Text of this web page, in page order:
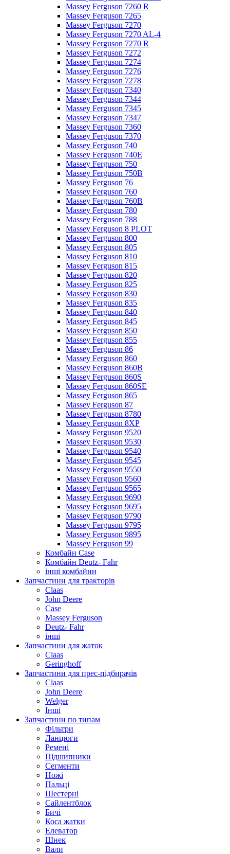
Massey Ferguson 7260 R
Massey Ferguson 7265
Massey Ferguson 7270
Massey Ferguson 7270 AL-4
Massey Ferguson 7270 R
Massey Ferguson 7272
Massey Ferguson 7274
Massey Ferguson 7276
Massey Ferguson 7278
Massey Ferguson 7340
Massey Ferguson 7344
Massey Ferguson 7345
Massey Ferguson 7347
Massey Ferguson 7360
Massey Ferguson 7370
Massey Ferguson 740
Massey Ferguson 740E
Massey Ferguson 750
Massey Ferguson 750B
Massey Ferguson 76
Massey Ferguson 760
Massey Ferguson 760B
Massey Ferguson 780
Massey Ferguson 788
Massey Ferguson 8 PLOT
Massey Ferguson 800
Massey Ferguson 805
Massey Ferguson 810
Massey Ferguson 815
Massey Ferguson 820
Massey Ferguson 825
Massey Ferguson 830
Massey Ferguson 835
Massey Ferguson 840
Massey Ferguson 845
Massey Ferguson 850
Massey Ferguson 855
Massey Ferguson 86
Massey Ferguson 860
Massey Ferguson 860B
Massey Ferguson 860S
Massey Ferguson 860SE
Massey Ferguson 865
Massey Ferguson 87
Massey Ferguson 8780
Massey Ferguson 8XP
Massey Ferguson 9520
Massey Ferguson 9530
Massey Ferguson 9540
Massey Ferguson 9545
Massey Ferguson 9550
Massey Ferguson 9560
Massey Ferguson 9565
Massey Ferguson 9690
Massey Ferguson 9695
Massey Ferguson 9790
Massey Ferguson 9795
Massey Ferguson 9895
Massey Ferguson 99
Комбайн Case
Комбайн Deutz- Fahr
інші комбайни
Запчастини для тракторів
Claas
John Deere
Case
Massey Ferguson
Deutz- Fahr
інші
Запчастини для жаток
Claas
Geringhoff
Запчастини для прес-підбирачів
Claas
John Deere
Welger
Інші
Запчастини по типам
Фільтри
Ланцюги
Ремені
Підшипники
Сегменти
Ножі
Пальці
Шестерні
Сайлентблок
Бичі
Коса жатки
Елеватор
Шнек
Вали